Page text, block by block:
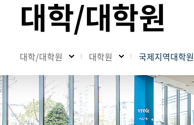
대학/대학원
대학/대학원 대학원 국제지역대학원